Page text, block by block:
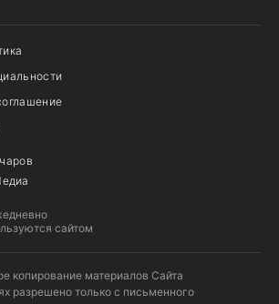
сайтом
копирование материалов Сайта
разрешено только с письменного